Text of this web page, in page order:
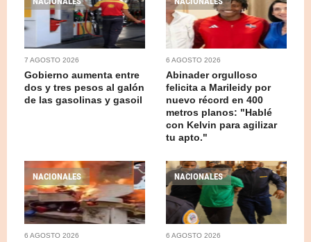
7 AGOSTO 2026
Gobierno aumenta entre
dos y tres pesos al galón
de las gasolinas y gasoil
6 AGOSTO 2026
Abinader orgulloso
felicita a Marileidy por
nuevo récord en 400
metros planos: "Hablé
con Kelvin para agilizar
tu apto."
NACIONALES
6 AGOSTO 2026
NACIONALES
6 AGOSTO 2026